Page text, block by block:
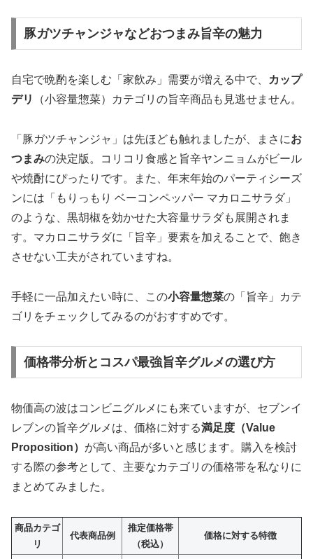
豚ガツチャンジャなどおつまみ旨辛の魅力
自宅で晩酌を楽しむ「家飲み」需要が増える中で、
カップ
デリ
（小容量惣菜）カテゴリの旨辛商品も見逃せません。
「豚ガツチャンジャ」は先ほども触れましたが、まさにお
つまみの決定版。コリコリ食感と旨辛ヤンニョムがビール
や焼酎にぴったりです。また、年末年始のパーティシーズ
ンには「もりっもり ベーコンペッパー マカロニサラダ」
のような、黒胡椒を効かせた大容量サラダも展開されま
す。マカロニサラダに「旨辛」要素を加えることで、飽き
させない工夫がされていますね。
手軽に一品加えたい時に、この小容量惣菜の「旨辛」カテ
ゴリをチェックしてみるのがおすすめです。
価格帯分析とコスパ最強旨辛グルメの選び方
物価高の波はコンビニグルメにも来ていますが、セブンイ
レブンの旨辛グルメは、価格に対する満足度（Value
Proposition） が高い商品が多いと感じます。購入を検討
する際の参考として、主要なカテゴリの価格帯を私なりに
まとめてみました。
商品カテゴ
リ
代表商品例
推定価格帯
（税込）
価格に対する特徴